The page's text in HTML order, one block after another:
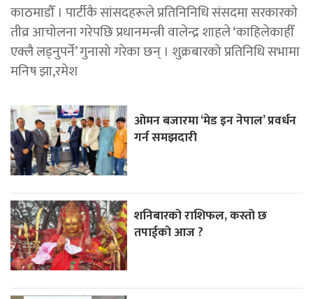
काठमाडौँ । पार्टीकै सांसदहरूले प्रतिनिनिधि संसदमा सरकारको
तीव्र आचोलना गरेपछि प्रधानमन्त्री वालेन्द्र शाहले ‘काहिलेकाहीँ
एक्लै लड्नुपर्ने’ गुनासो गरेका छन् । शुक्रबारको प्रतिनिधि सभामा
मनिष झा,रमेश
ओमन बजारमा ‘मेड इन नेपाल’ प्रवर्धन
गर्न समझदारी
शनिबारको राशिफल, कस्तो छ
तपाईको आज ?